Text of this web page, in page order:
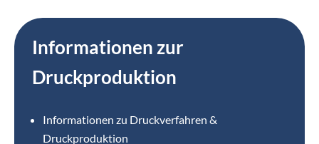
Informationen zur
Druckproduktion
Informationen zu Druckverfahren &
Druckproduktion